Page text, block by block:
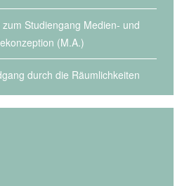
zum Studiengang Medien- und
(M.A.)
durch die Räumlichkeiten